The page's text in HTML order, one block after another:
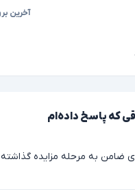
آخرین
که پاسخ داده‌ام
ضامن به مرحله مزایده گذاشته